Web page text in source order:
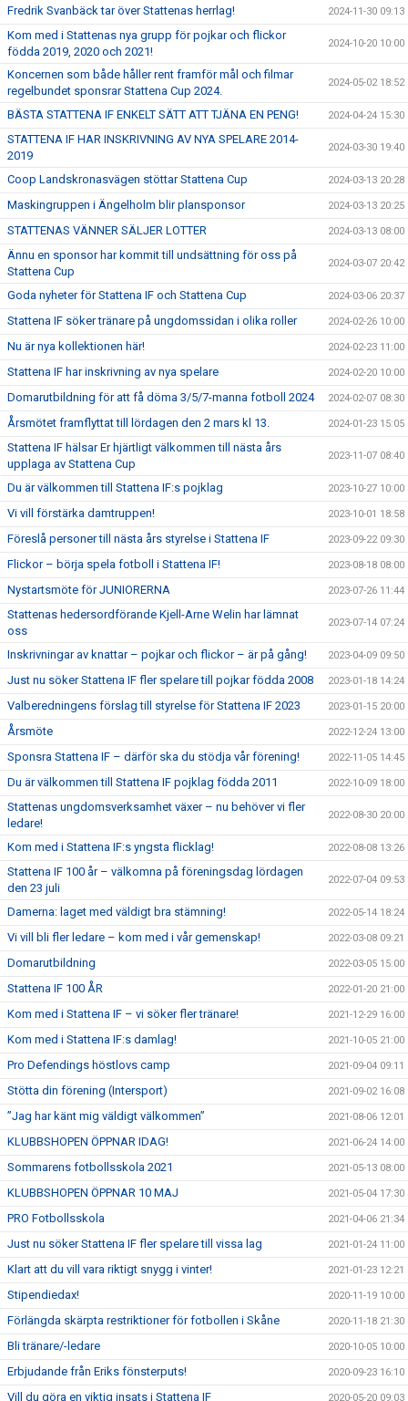
Fredrik Svanbäck tar över Stattenas herrlag! 2024-11-30 09:13
Kom med i Stattenas nya grupp för pojkar och flickor
födda 2019, 2020 och 2021!
2024-10-20 10:00
Koncernen som både håller rent framför mål och filmar
regelbundet sponsrar Stattena Cup 2024.
2024-05-02 18:52
BÄSTA STATTENA IF ENKELT SÄTT ATT TJÄNA EN PENG! 2024-04-24 15:30
STATTENA IF HAR INSKRIVNING AV NYA SPELARE 2014-
2019
2024-03-30 19:40
Coop Landskronasvägen stöttar Stattena Cup 2024-03-13 20:28
Maskingruppen i Ängelholm blir plansponsor 2024-03-13 20:25
STATTENAS VÄNNER SÄLJER LOTTER 2024-03-13 08:00
Ännu en sponsor har kommit till undsättning för oss på
Stattena Cup
2024-03-07 20:42
Goda nyheter för Stattena IF och Stattena Cup 2024-03-06 20:37
Stattena IF söker tränare på ungdomssidan i olika roller 2024-02-26 10:00
Nu är nya kollektionen här! 2024-02-23 11:00
Stattena IF har inskrivning av nya spelare 2024-02-20 10:00
Domarutbildning för att få döma 3/5/7-manna fotboll 2024 2024-02-07 08:30
Årsmötet framflyttat till lördagen den 2 mars kl 13. 2024-01-23 15:05
Stattena IF hälsar Er hjärtligt välkommen till nästa års
upplaga av Stattena Cup
2023-11-07 08:40
Du är välkommen till Stattena IF:s pojklag 2023-10-27 10:00
Vi vill förstärka damtruppen! 2023-10-01 18:58
Föreslå personer till nästa års styrelse i Stattena IF 2023-09-22 09:30
Flickor – börja spela fotboll i Stattena IF! 2023-08-18 08:00
Nystartsmöte för JUNIORERNA 2023-07-26 11:44
Stattenas hedersordförande Kjell-Arne Welin har lämnat
oss
2023-07-14 07:24
Inskrivningar av knattar – pojkar och flickor – är på gång! 2023-04-09 09:50
Just nu söker Stattena IF fler spelare till pojkar födda 2008 2023-01-18 14:24
Valberedningens förslag till styrelse för Stattena IF 2023 2023-01-15 20:00
Årsmöte 2022-12-24 13:00
Sponsra Stattena IF – därför ska du stödja vår förening! 2022-11-05 14:45
Du är välkommen till Stattena IF pojklag födda 2011 2022-10-09 18:00
Stattenas ungdomsverksamhet växer – nu behöver vi fler
ledare!
2022-08-30 20:00
Kom med i Stattena IF:s yngsta flicklag! 2022-08-08 13:26
Stattena IF 100 år – välkomna på föreningsdag lördagen
den 23 juli
2022-07-04 09:53
Damerna: laget med väldigt bra stämning! 2022-05-14 18:24
Vi vill bli fler ledare – kom med i vår gemenskap! 2022-03-08 09:21
Domarutbildning 2022-03-05 15:00
Stattena IF 100 ÅR 2022-01-20 21:00
Kom med i Stattena IF – vi söker fler tränare! 2021-12-29 16:00
Kom med i Stattena IF:s damlag! 2021-10-05 21:00
Pro Defendings höstlovs camp 2021-09-04 09:11
Stötta din förening (Intersport) 2021-09-02 16:08
”Jag har känt mig väldigt välkommen” 2021-08-06 12:01
KLUBBSHOPEN ÖPPNAR IDAG! 2021-06-24 14:00
Sommarens fotbollsskola 2021 2021-05-13 08:00
KLUBBSHOPEN ÖPPNAR 10 MAJ 2021-05-04 17:30
PRO Fotbollsskola 2021-04-06 21:34
Just nu söker Stattena IF fler spelare till vissa lag 2021-01-24 11:00
Klart att du vill vara riktigt snygg i vinter! 2021-01-23 12:21
Stipendiedax! 2020-11-19 10:00
Förlängda skärpta restriktioner för fotbollen i Skåne 2020-11-18 21:30
Bli tränare/-ledare 2020-10-05 10:00
Erbjudande från Eriks fönsterputs! 2020-09-23 16:10
Vill du göra en viktig insats i Stattena IF 2020-05-20 09:03